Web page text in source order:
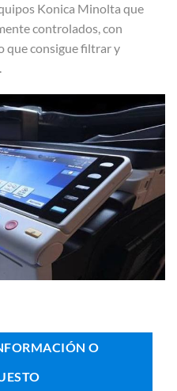
Konica Minolta que
controlados, con
que consigue filtrar y
O